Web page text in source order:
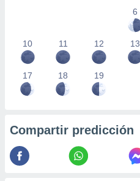
6
10 11 12 13
17 18 19
Compartir predicción